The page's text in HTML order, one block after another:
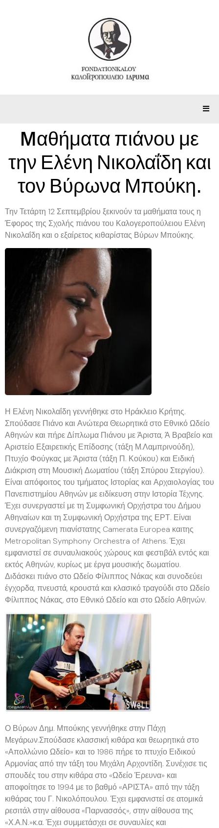
Mαθήματα πιάνου με
την Ελένη Νικολαΐδη και
τον Βύρωνα Μπούκη.
Την Τετάρτη 12 Σεπτεμβρίου ξεκινούν τα μαθήματα τους η
Έφορος της Σχολής πιάνου του Καλογεροπούλειου Ελένη
Νικολαΐδη και ο εξαίρετος κιθαρίστας Βύρων Μπούκης.
Η Ελένη Νικολαΐδη γεννήθηκε στο Ηράκλειο Κρήτης.
Σπούδασε Πιάνο και Ανώτερα Θεωρητικά στο Εθνικό Ωδείο
Αθηνών και πήρε Δίπλωμα Πιάνου με Άριστα, Ά Βραβείο και
Αριστείο Εξαιρετικής Επίδοσης (τάξη Μ.Λαμπρινούδη),
Πτυχίο Φούγκας με Άριστα (τάξη Π. Κούκου) και Ειδική
Διάκριση στη Μουσική Δωματίου (τάξη Σπύρου Στεργίου).
Είναι απόφοιτος του τμήματος Ιστορίας και Αρχαιολογίας του
Πανεπιστημίου Αθηνών με ειδίκευση στην Ιστορία Τέχνης.
Έχει συνεργαστεί με τη Συμφωνική Ορχήστρα του Δήμου
Αθηναίων και τη Συμφωνική Ορχήστρα της ΕΡΤ. Είναι
συνεργαζόμενη πιανίστατης Camerata Europea καιτης
Metropolitan Symphony Orchestra of Athens. Έχει
εμφανιστεί σε συναυλιακούς χώρους και φεστιβάλ εντός και
εκτός Αθηνών, κυρίως με έργα μουσικής δωματίου.
Διδάσκει πιάνο στο Ωδείο Φίλιππος Νάκας και συνοδεύει
έγχορδα, πνευστά, κρουστά και κλασικό τραγούδι στο Ωδείο
Φίλιππος Νάκας, στο Εθνικό Ωδείο και στο Ωδείο Αθηνών.
Ο Βύρων Δημ. Μπούκης γεννήθηκε στην Πάχη
Μεγάρων.Σπούδασε κλασσική κιθάρα και θεωρητικά στο
«Απολλώνιο Ωδείο» και το 1986 πήρε το πτυχίο Ειδικού
Αρμονίας από την τάξη του Μιχάλη Αρχοντίδη. Συνέχισε τις
σπουδές του στην κιθάρα στο «Ωδείο Έρευνα» και
αποφοίτησε το 1994 με το βαθμό «ΑΡΙΣΤΑ» από την τάξη
κιθάρας του Γ. Νικολόπουλου. Έχει εμφανιστεί σε ατομικά
ρεσιτάλ στην αίθουσα «Παρνασσός», στην αίθουσα της
«Χ.Α.Ν.»κ.α. Έχει συμμετάσχει σε συναυλίες και